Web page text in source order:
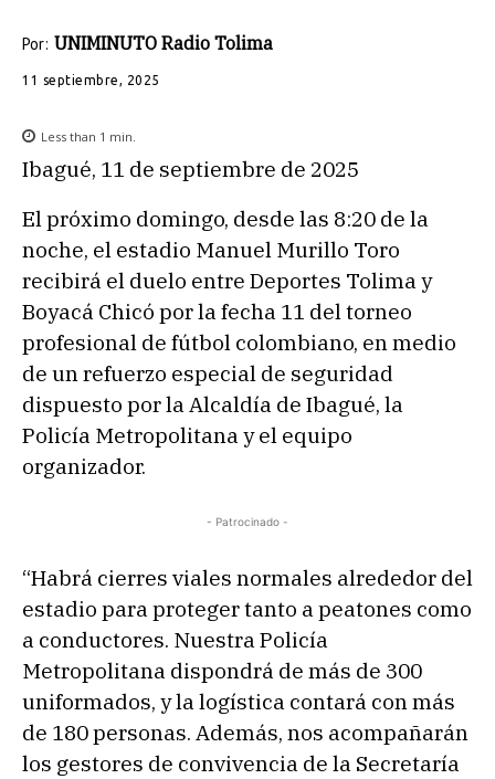
Por: UNIMINUTO Radio Tolima
11 septiembre, 2025
Less than 1 min.
Ibagué, 11 de septiembre de 2025
El próximo domingo, desde las 8:20 de la
noche, el estadio Manuel Murillo Toro
recibirá el duelo entre Deportes Tolima y
Boyacá Chicó por la fecha 11 del torneo
profesional de fútbol colombiano, en medio
de un refuerzo especial de seguridad
dispuesto por la Alcaldía de Ibagué, la
Policía Metropolitana y el equipo
organizador.
- Patrocinado -
“Habrá cierres viales normales alrededor del
estadio para proteger tanto a peatones como
a conductores. Nuestra Policía
Metropolitana dispondrá de más de 300
uniformados, y la logística contará con más
de 180 personas. Además, nos acompañarán
los gestores de convivencia de la Secretaría